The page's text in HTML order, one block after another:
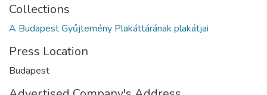
Collections
A Budapest Gyűjtemény Plakáttárának plakátjai
Press Location
Budapest